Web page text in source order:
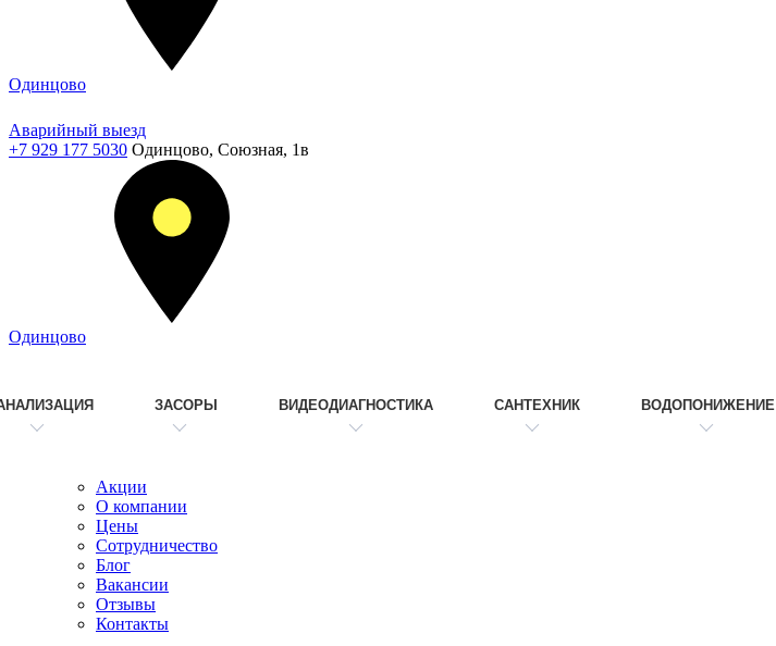
Одинцово
Аварийный выезд
+7 929 177 5030 Одинцово, Союзная, 1в
Одинцово
ЗАСОРЫ ВИДЕОДИАГНОСТИКА САНТЕХНИК ВОДОПОНИЖЕНИЕ
Акции
О компании
Цены
Сотрудничество
Блог
Вакансии
Отзывы
Контакты